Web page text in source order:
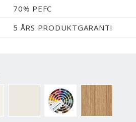
70% PEFC
5 ÅRS PRODUKTGARANTI
NÆSTEN ALLE NCS S